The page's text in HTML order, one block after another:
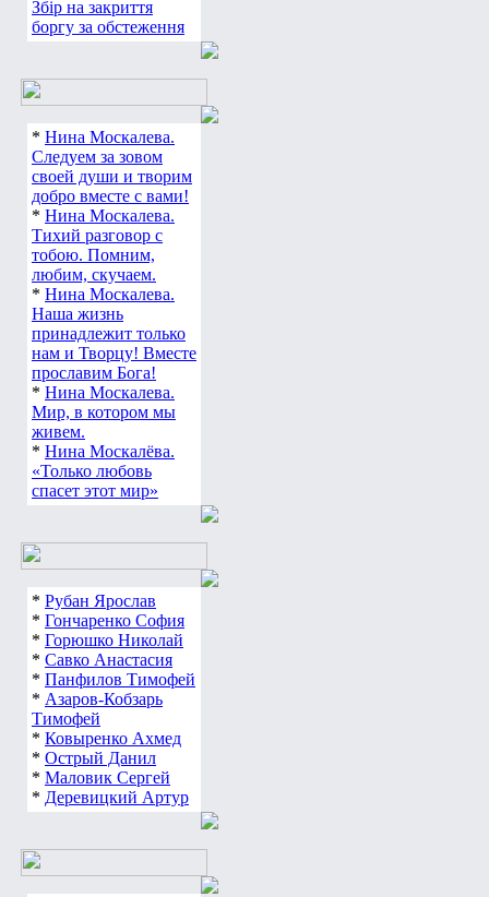
Збір на закриття
боргу за обстеження
* Нина Москалева.
Следуем за зовом
своей души и творим
добро вместе с вами!
* Нина Москалева.
Тихий разговор с
тобою. Помним,
любим, скучаем.
* Нина Москалева.
Наша жизнь
принадлежит только
нам и Творцу! Вместе
прославим Бога!
* Нина Москалева.
Мир, в котором мы
живем.
* Нина Москалёва.
«Только любовь
спасет этот мир»
* Рубан Ярослав
* Гончаренко София
* Горюшко Николай
* Савко Анастасия
* Панфилов Тимофей
* Азаров-Кобзарь
Тимофей
* Ковыренко Ахмед
* Острый Данил
* Маловик Сергей
* Деревицкий Артур